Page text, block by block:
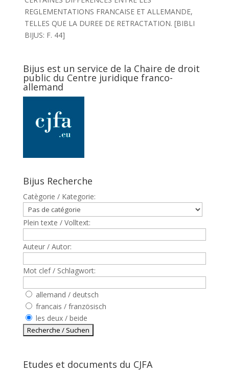
REGLEMENTATIONS FRANCAISE ET ALLEMANDE,
TELLES QUE LA DUREE DE RETRACTATION. [BIBLI
BIJUS: F. 44]
Bijus est un service de la Chaire de droit
public du Centre juridique franco-
allemand
Bijus Recherche
Catègorie / Kategorie:
Plein texte / Volltext:
Auteur / Autor:
Mot clef / Schlagwort:
allemand / deutsch
francais / französisch
les deux / beide
Etudes et documents du CJFA